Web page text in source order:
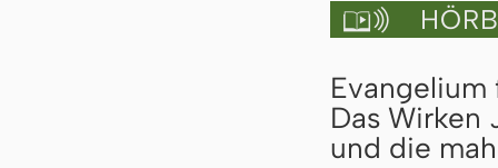

Evangelium
Das Wirken
und die